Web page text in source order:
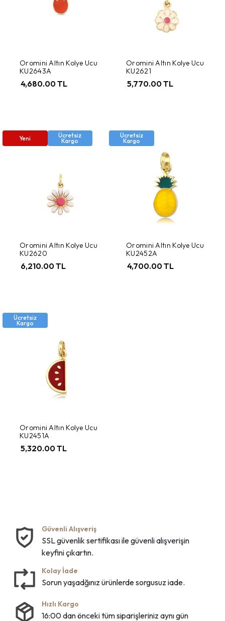
Oromini Altın Kolye Ucu
KU2643A
4,680.00 TL
Oromini Altın Kolye Ucu
KU2621
5,770.00 TL
Yeni Ücretsiz
Kargo
Oromini Altın Kolye Ucu
KU2620
6,210.00 TL
Ücretsiz
Kargo
Oromini Altın Kolye Ucu
KU2452A
4,700.00 TL
Ücretsiz
Kargo
Oromini Altın Kolye Ucu
KU2451A
5,320.00 TL
Güvenli Alışveriş
SSL güvenlik sertifikası ile güvenli alışverişin
keyfini çıkartın.
Kolay İade
Sorun yaşadğınız ürünlerde sorgusuz iade.
Hızlı Kargo
16:00 dan önceki tüm siparişleriniz aynı gün